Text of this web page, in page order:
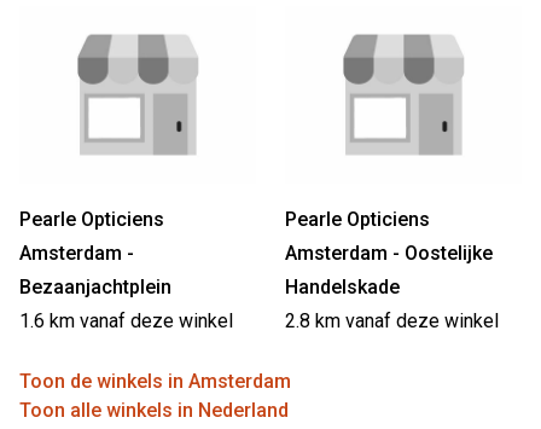
Soorten brillenglazen
Bril online passen
Brillentrends
Meekleurende glazen
Nachtbril
Alles over brillen
Pearle Opticiens
Amsterdam -
Bezaanjachtplein
1.6 km vanaf deze winkel
Pearle Opticiens
Amsterdam - Oostelijke
Handelskade
2.8 km vanaf deze winkel
Toon de winkels in Amsterdam
Toon alle winkels in Nederland